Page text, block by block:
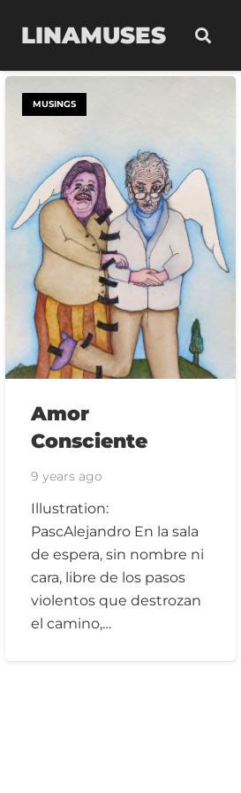
LINAMUSES
MUSINGS
Amor
Consciente
9 years ago
Illustration:
PascAlejandro En la sala
de espera, sin nombre ni
cara, libre de los pasos
violentos que destrozan
el camino,…